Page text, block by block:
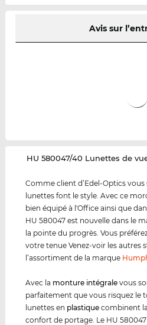
Avis sur
‌HU 580047/40 Lunettes de
Comme client d’Edel-Optics vous
lunettes font le style. Avec ce
bien équipé à l'Office ainsi que
HU 580047 est nouvelle dans le
la pointe du progrès. Vous
votre tenue Venez-voir les autres
l’assortiment de la marque
Avec la monture intégrale vous
parfaitement que vous risquez le
lunettes en plastique combinent
confort de portage. Le HU